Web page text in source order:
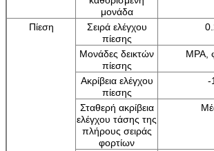
μονάδα
Πίεση
Σειρά ελέγχου
πίεσης
Μονάδες δεικτών
πίεσης
MPA,
Ακρίβεια ελέγχου
πίεσης
-
Σταθερή ακρίβεια
ελέγχου τάσης της
πλήρους σειράς
φορτίων